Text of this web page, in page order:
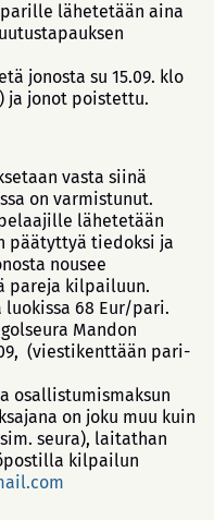
lähetetään aina
jonosta su 15.09. klo
ja jonot poistettu.
vasta siinä
on varmistunut.
lähetetään
päätyttyä tiedoksi ja
nousee
pareja kilpailuun.
luokissa 68 Eur/pari.
Mandon
(viestikenttään pari-
osallistumismaksun
on joku muu kuin
seura), laitathan
kilpailun